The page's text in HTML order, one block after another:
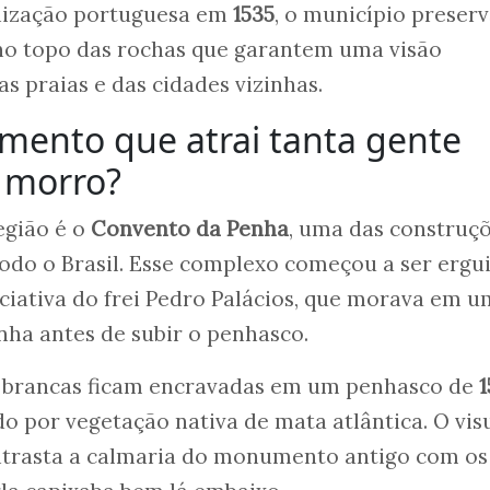
portuguesa em 1535, o município
topo das rochas que garantem uma visão
praias e das cidades vizinhas.
que atrai tanta gente
é o Convento da Penha, uma das
o Brasil. Esse complexo começou a ser
do frei Pedro Palácios, que morava em
antes de subir o penhasco.
ficam encravadas em um penhasco de
por vegetação nativa de mata atlântica. O
a calmaria do monumento antigo com os